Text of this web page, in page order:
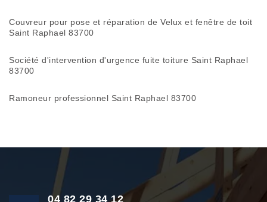
Couvreur pour pose et réparation de Velux et fenêtre de toit
Saint Raphael 83700
Société d'intervention d'urgence fuite toiture Saint Raphael
83700
Ramoneur professionnel Saint Raphael 83700
04 82 29 34 12